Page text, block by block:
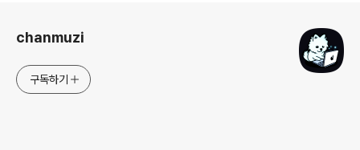
chanmuzi
구독하기